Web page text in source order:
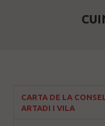
CARTA DE LA
ARTADI I VILA